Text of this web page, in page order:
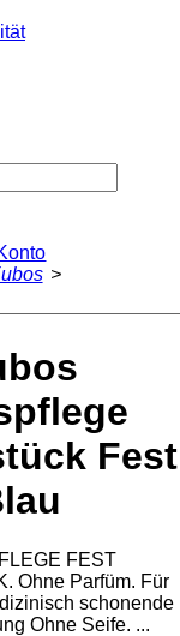
>
Fest
FEST
Ohne Parfüm. Für
schonende
Ohne Seife. ...